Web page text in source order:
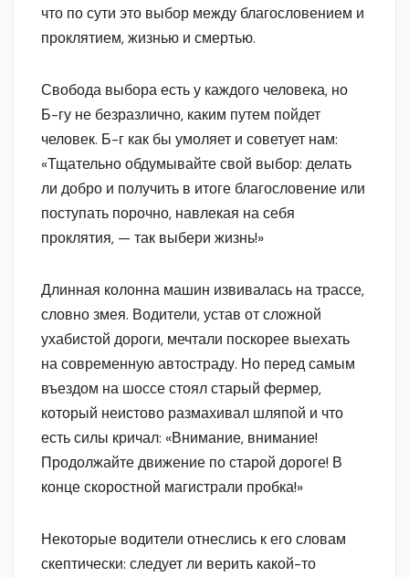
что по сути это выбор между благословением и
проклятием, жизнью и смертью.
Свобода выбора есть у каждого человека, но
Б-гу не безразлично, каким путем пойдет
человек. Б-г как бы умоляет и советует нам:
«Тщательно обдумывайте свой выбор: делать
ли добро и получить в итоге благословение или
поступать порочно, навлекая на себя
проклятия, — так выбери жизнь!»
Длинная колонна машин извивалась на трассе,
словно змея. Водители, устав от сложной
ухабистой дороги, мечтали поскорее выехать
на современную автостраду. Но перед самым
въездом на шоссе стоял старый фермер,
который неистово размахивал шляпой и что
есть силы кричал: «Внимание, внимание!
Продолжайте движение по старой дороге! В
конце скоростной магистрали пробка!»
Некоторые водители отнеслись к его словам
скептически: следует ли верить какой-то